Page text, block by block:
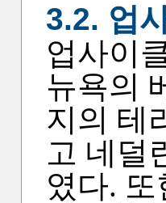
3.2. 업
업사이
뉴욕의
지의 테
고 네덜
였다.